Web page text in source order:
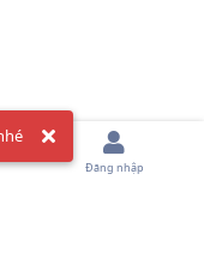
Đăng nhập